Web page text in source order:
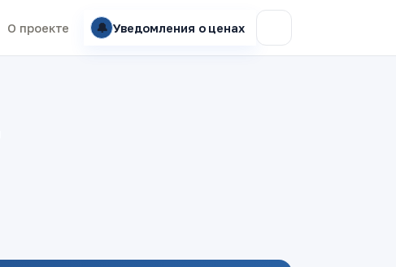
О проекте 🔔 Уведомления о ценах